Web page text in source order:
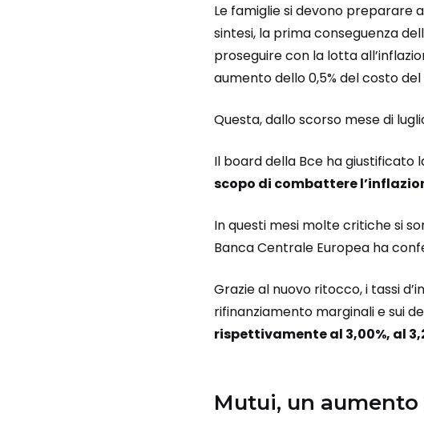
Le famiglie si devono preparare
sintesi, la prima conseguenza
proseguire con la lotta
aumento dello 0,5% del costo
Questa, dallo scorso mese di
Il board della Bce ha giustificato
scopo di combattere
In questi mesi molte critiche si
Banca Centrale Europea ha
Grazie al nuovo ritocco, i tassi
rifinanziamento marginali e sui
rispettivamente al 3,00%, al
Mutui, un